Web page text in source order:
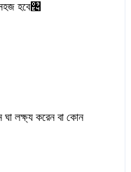
হবে৤
লক্ষ্য করেন বা কোন